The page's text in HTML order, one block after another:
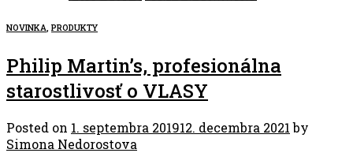
NOVINKA PRODUKTY
Philip Martin’s, profesionálna
starostlivosť o VLASY
Posted on 1. septembra 201912. decembra 2021 by
Simona Nedorostova